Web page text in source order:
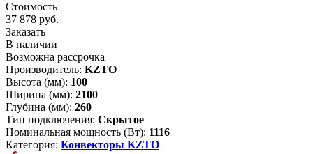
Стоимость
37 878 руб.
Заказать
В наличии
Возможна рассрочка
Производитель: KZTO
Высота (мм): 100
Ширина (мм): 2100
Глубина (мм): 260
Тип подключения: Скрытое
Номинальная мощность (Вт): 1116
Категория: Конвекторы KZTO